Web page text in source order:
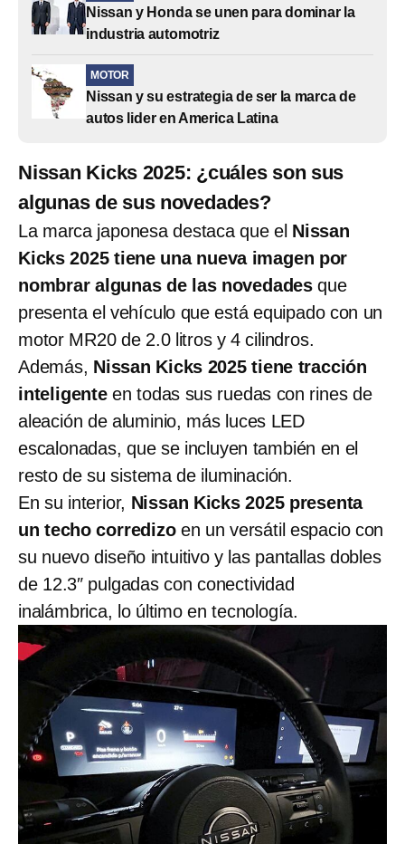
Nissan y Honda se unen para dominar la
industria automotriz
MOTOR
Nissan y su estrategia de ser la marca de
autos lider en America Latina
Nissan Kicks 2025: ¿cuáles son sus
algunas de sus novedades?
La marca japonesa destaca que el Nissan
Kicks 2025 tiene una nueva imagen por
nombrar algunas de las novedades que
presenta el vehículo que está equipado con un
motor MR20 de 2.0 litros y 4 cilindros.
Además, Nissan Kicks 2025 tiene tracción
inteligenteen todas sus ruedas con rines de
aleación de aluminio, más luces LED
escalonadas, que se incluyen también en el
resto de su sistema de iluminación.
En su interior, Nissan Kicks 2025 presenta
un techo corredizoen un versátil espacio con
su nuevo diseño intuitivo y las pantallas dobles
de 12.3″ pulgadas con conectividad
inalámbrica, lo último en tecnología.